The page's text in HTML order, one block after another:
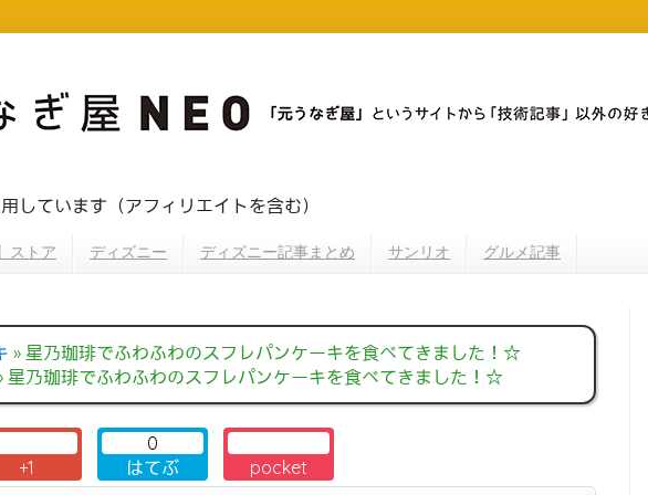
しています（アフィリエイトを含む）
ストア ディズニー ディズニー記事まとめ サンリオ グルメ記事
» 星乃珈琲でふわふわのスフレパンケーキを食べてきました！☆
星乃珈琲でふわふわのスフレパンケーキを食べてきました！☆
+1
0
はてぶ
pocket